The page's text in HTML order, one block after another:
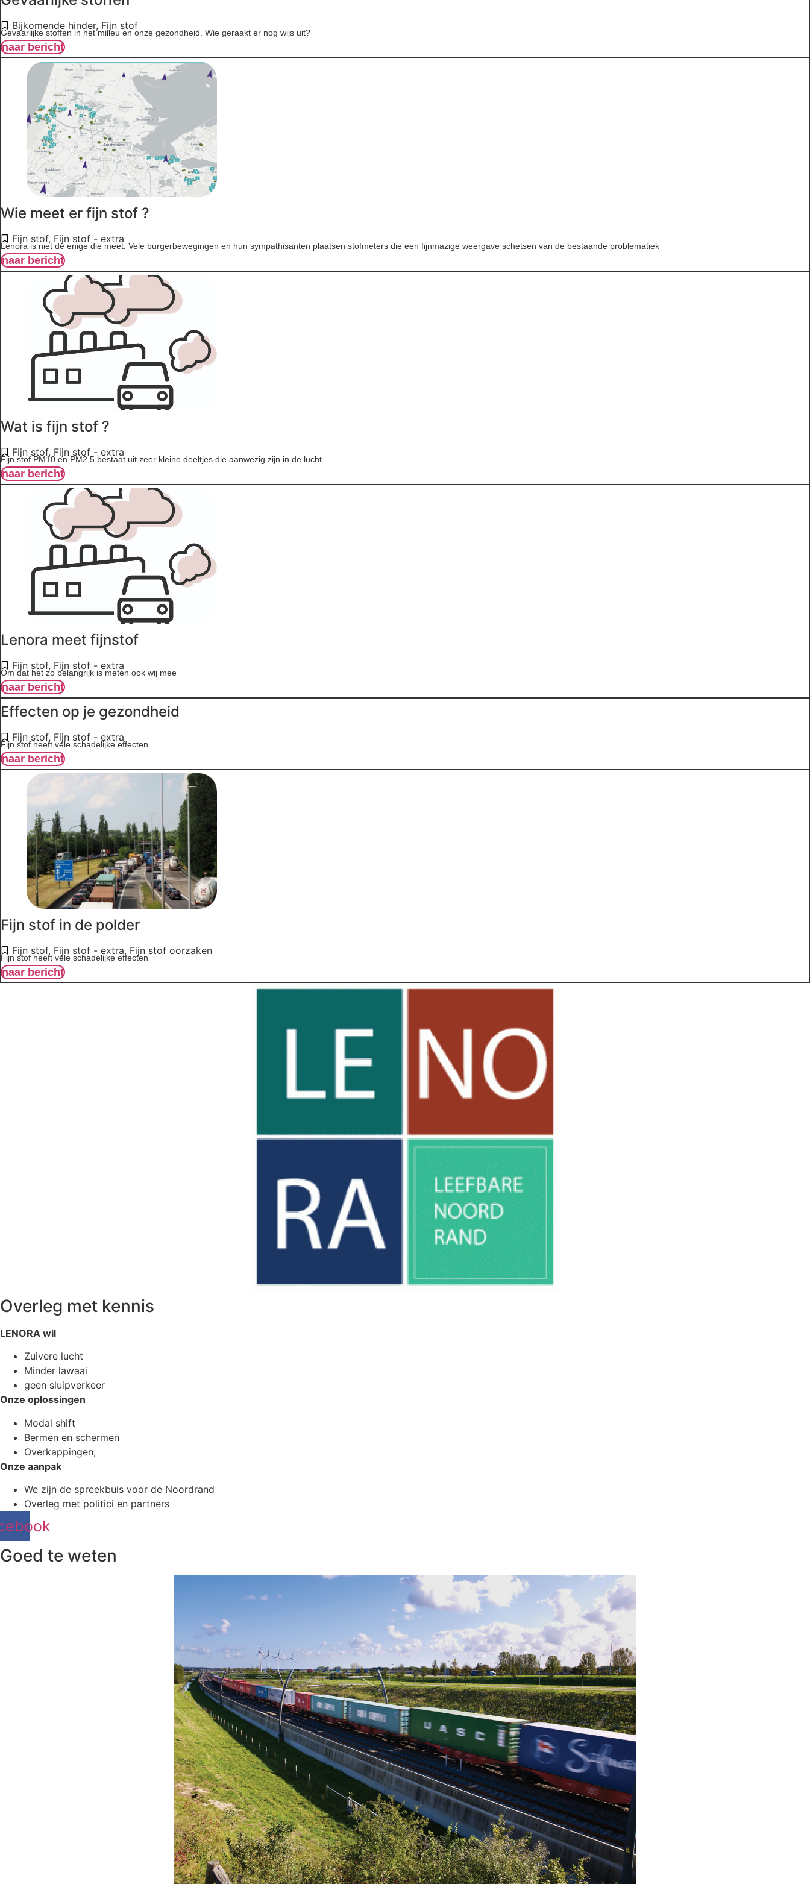
Bijkomende hinder, Fijn stof
Gevaarlijke stoffen in het milieu en onze gezondheid. Wie geraakt er nog wijs uit?
naar bericht
Wie meet er fijn stof ?
Fijn stof, Fijn stof - extra
Lenora is niet de enige die meet. Vele burgerbewegingen en hun sympathisanten plaatsen stofmeters die een fijnmazige weergave schetsen van de bestaande problematiek
naar bericht
Wat is fijn stof ?
Fijn stof, Fijn stof - extra
Fijn stof PM10 en PM2,5 bestaat uit zeer kleine deeltjes die aanwezig zijn in de lucht.
naar bericht
Lenora meet fijnstof
Fijn stof, Fijn stof - extra
Om dat het zo belangrijk is meten ook wij mee
naar bericht
Effecten op je gezondheid
Fijn stof, Fijn stof - extra
Fijn stof heeft vele schadelijke effecten
naar bericht
Fijn stof in de polder
Fijn stof, Fijn stof - extra, Fijn stof oorzaken
Fijn stof heeft vele schadelijke effecten
naar bericht
Overleg met kennis
LENORA wil
Zuivere lucht
Minder lawaai
geen sluipverkeer
Onze oplossingen
Modal shift
Bermen en schermen
Overkappingen,
Onze aanpak
We zijn de spreekbuis voor de Noordrand
Overleg met politici en partners
Goed te weten